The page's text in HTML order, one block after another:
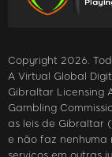
Copyright 2026.
A Virtual Global
Gibraltar Licensing
Gambling
as leis de Gibraltar
e não faz